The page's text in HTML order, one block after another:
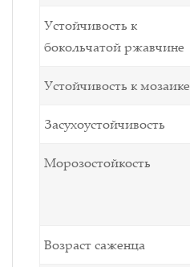
Устойчивость к
бокольчатой ржавчине
Устойчивость к мозаике
Засухоустойчивость
Морозостойкость
Возраст саженца